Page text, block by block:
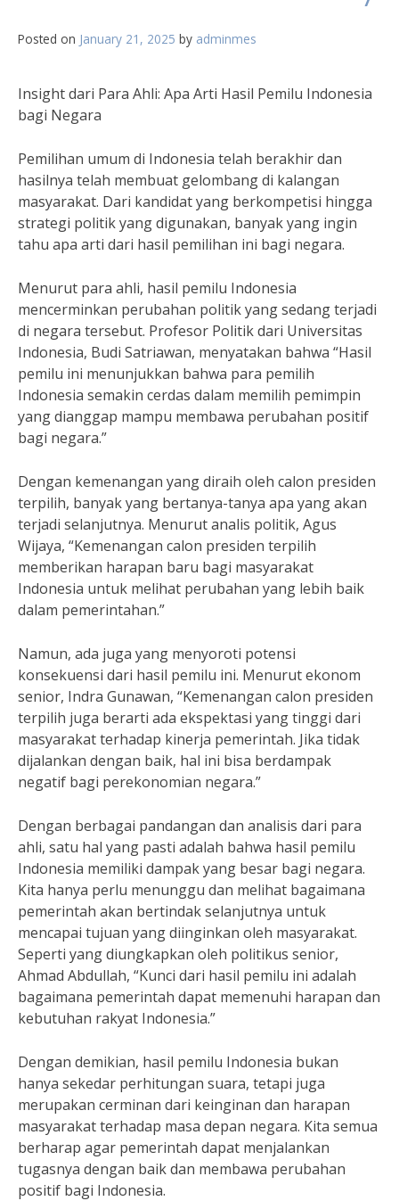
Posted on January 21, 2025 by adminmes
Insight dari Para Ahli: Apa Arti Hasil Pemilu Indonesia
bagi Negara
Pemilihan umum di Indonesia telah berakhir dan
hasilnya telah membuat gelombang di kalangan
masyarakat. Dari kandidat yang berkompetisi hingga
strategi politik yang digunakan, banyak yang ingin
tahu apa arti dari hasil pemilihan ini bagi negara.
Menurut para ahli, hasil pemilu Indonesia
mencerminkan perubahan politik yang sedang terjadi
di negara tersebut. Profesor Politik dari Universitas
Indonesia, Budi Satriawan, menyatakan bahwa “Hasil
pemilu ini menunjukkan bahwa para pemilih
Indonesia semakin cerdas dalam memilih pemimpin
yang dianggap mampu membawa perubahan positif
bagi negara.”
Dengan kemenangan yang diraih oleh calon presiden
terpilih, banyak yang bertanya-tanya apa yang akan
terjadi selanjutnya. Menurut analis politik, Agus
Wijaya, “Kemenangan calon presiden terpilih
memberikan harapan baru bagi masyarakat
Indonesia untuk melihat perubahan yang lebih baik
dalam pemerintahan.”
Namun, ada juga yang menyoroti potensi
konsekuensi dari hasil pemilu ini. Menurut ekonom
senior, Indra Gunawan, “Kemenangan calon presiden
terpilih juga berarti ada ekspektasi yang tinggi dari
masyarakat terhadap kinerja pemerintah. Jika tidak
dijalankan dengan baik, hal ini bisa berdampak
negatif bagi perekonomian negara.”
Dengan berbagai pandangan dan analisis dari para
ahli, satu hal yang pasti adalah bahwa hasil pemilu
Indonesia memiliki dampak yang besar bagi negara.
Kita hanya perlu menunggu dan melihat bagaimana
pemerintah akan bertindak selanjutnya untuk
mencapai tujuan yang diinginkan oleh masyarakat.
Seperti yang diungkapkan oleh politikus senior,
Ahmad Abdullah, “Kunci dari hasil pemilu ini adalah
bagaimana pemerintah dapat memenuhi harapan dan
kebutuhan rakyat Indonesia.”
Dengan demikian, hasil pemilu Indonesia bukan
hanya sekedar perhitungan suara, tetapi juga
merupakan cerminan dari keinginan dan harapan
masyarakat terhadap masa depan negara. Kita semua
berharap agar pemerintah dapat menjalankan
tugasnya dengan baik dan membawa perubahan
positif bagi Indonesia.